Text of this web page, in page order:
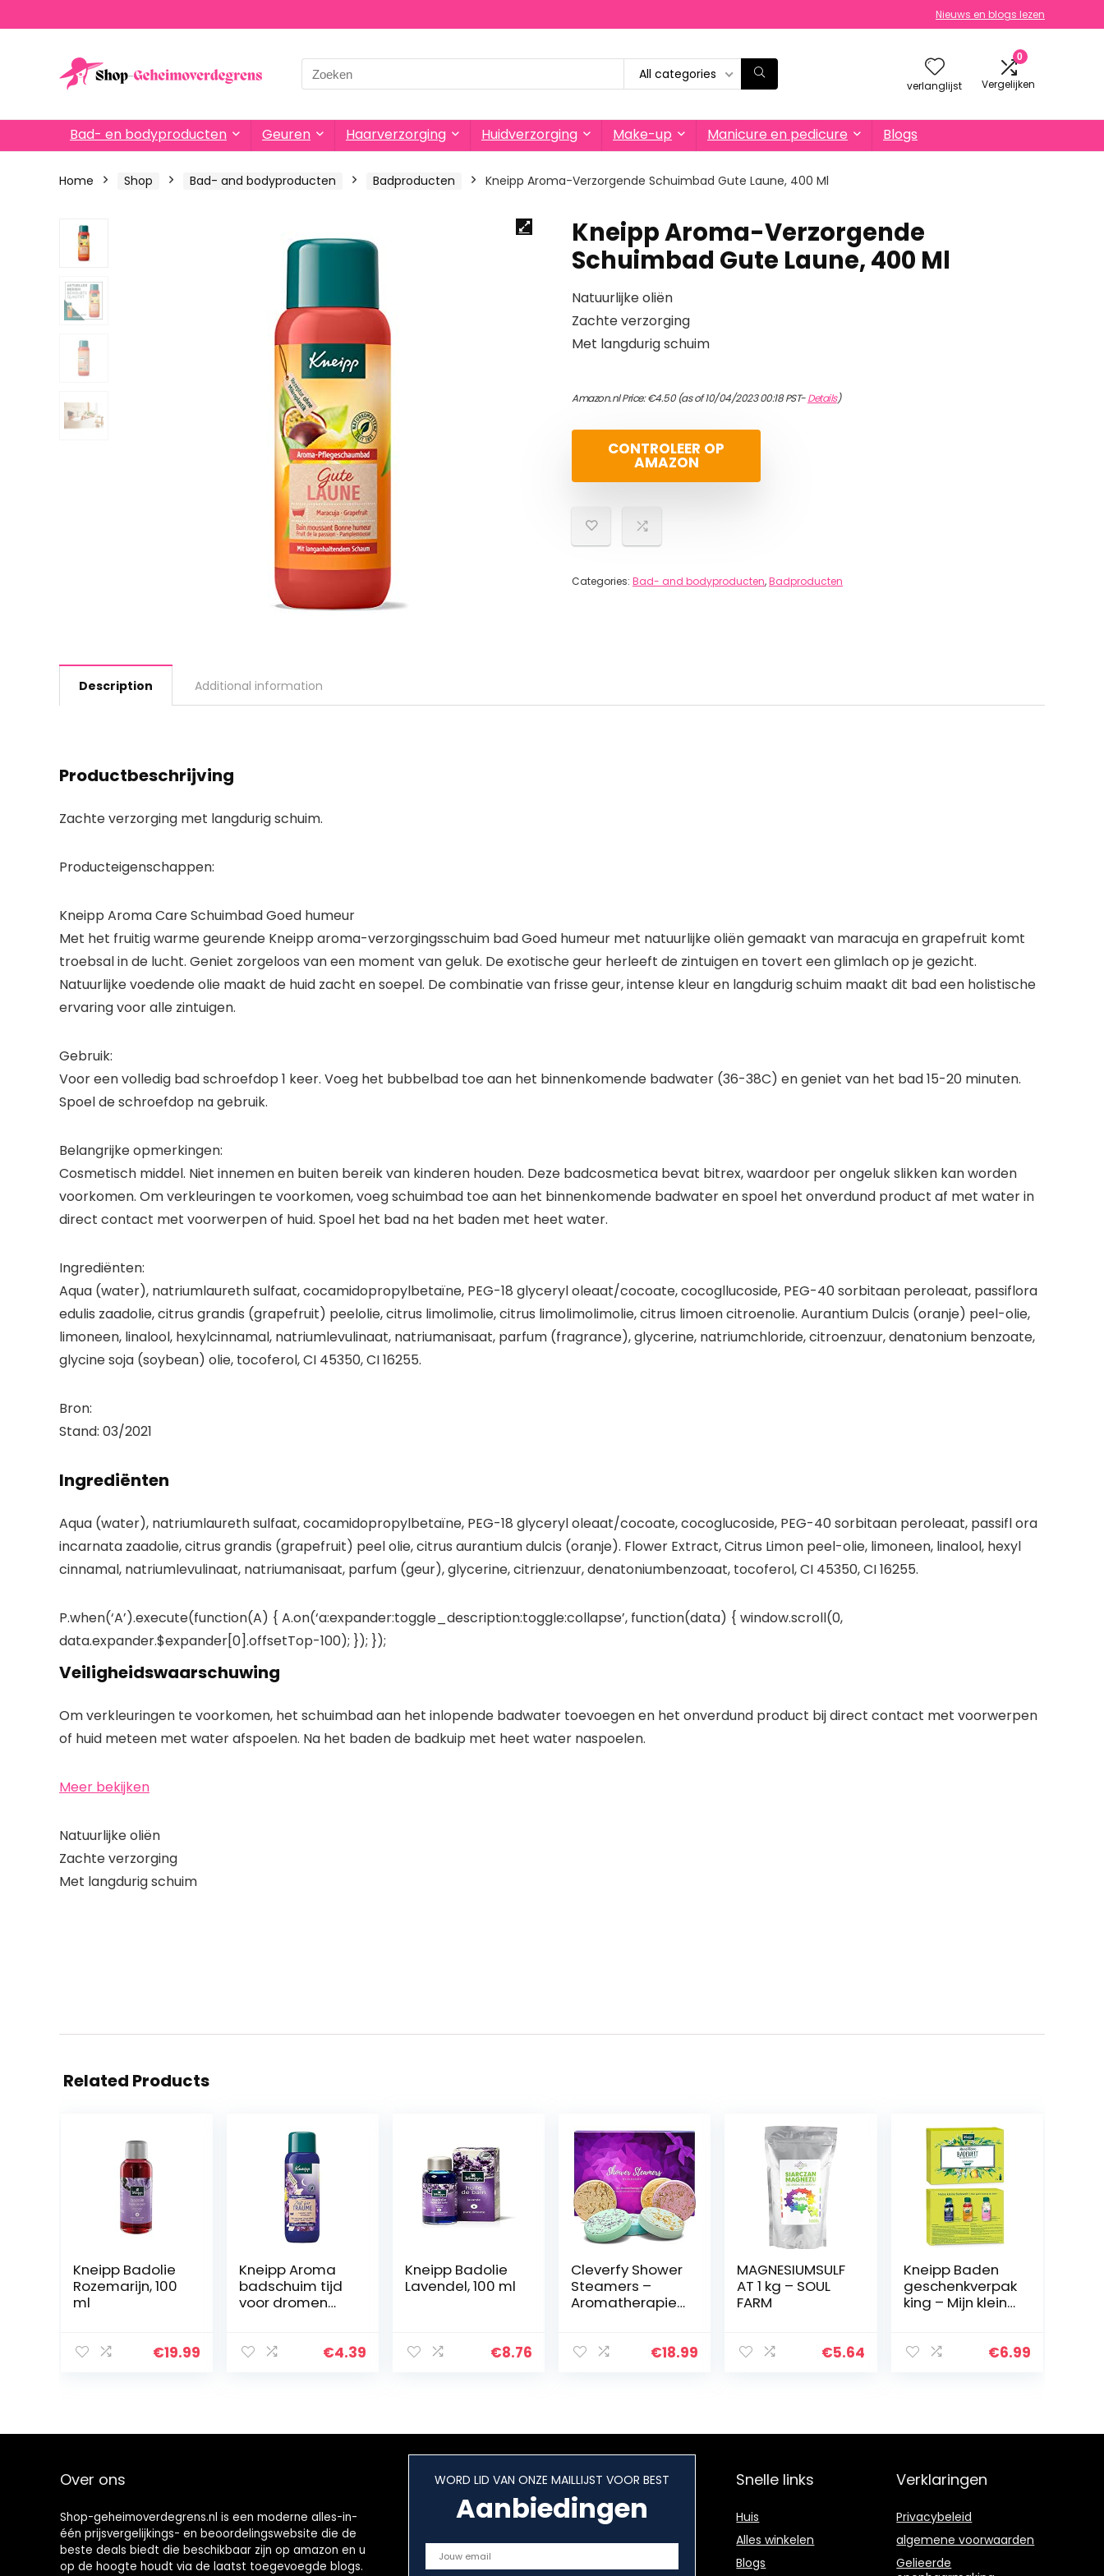
Nieuws en blogs lezen
Search
for:
All categories
verlanglijst
0
Vergelijken
Bad- en bodyproducten Geuren Haarverzorging Huidverzorging Make-up Manicure en pedicure Blogs
Home Shop Bad- and bodyproducten Badproducten Kneipp Aroma-Verzorgende Schuimbad Gute Laune, 400 Ml
Kneipp Aroma-Verzorgende
Schuimbad Gute Laune, 400 Ml
Natuurlijke oliën
Zachte verzorging
Met langdurig schuim
Amazon.nl Price:€4.50(as of 10/04/2023 00:18 PST-Details)
CONTROLEER OP
AMAZON
Categories: Bad- and bodyproducten,Badproducten
Description Additional information
Productbeschrijving
Zachte verzorging met langdurig schuim.
Producteigenschappen:
Kneipp Aroma Care Schuimbad Goed humeur
Met het fruitig warme geurende Kneipp aroma-verzorgingsschuim bad Goed humeur met natuurlijke oliën gemaakt van maracuja en grapefruit komt
troebsal in de lucht. Geniet zorgeloos van een moment van geluk. De exotische geur herleeft de zintuigen en tovert een glimlach op je gezicht.
Natuurlijke voedende olie maakt de huid zacht en soepel. De combinatie van frisse geur, intense kleur en langdurig schuim maakt dit bad een holistische
ervaring voor alle zintuigen.
Gebruik:
Voor een volledig bad schroefdop 1 keer. Voeg het bubbelbad toe aan het binnenkomende badwater (36-38C) en geniet van het bad 15-20 minuten.
Spoel de schroefdop na gebruik.
Belangrijke opmerkingen:
Cosmetisch middel. Niet innemen en buiten bereik van kinderen houden. Deze badcosmetica bevat bitrex, waardoor per ongeluk slikken kan worden
voorkomen. Om verkleuringen te voorkomen, voeg schuimbad toe aan het binnenkomende badwater en spoel het onverdund product af met water in
direct contact met voorwerpen of huid. Spoel het bad na het baden met heet water.
Ingrediënten:
Aqua (water), natriumlaureth sulfaat, cocamidopropylbetaïne, PEG-18 glyceryl oleaat/cocoate, cocogllucoside, PEG-40 sorbitaan peroleaat, passiflora
edulis zaadolie, citrus grandis (grapefruit) peelolie, citrus limolimolie, citrus limolimolimolie, citrus limoen citroenolie. Aurantium Dulcis (oranje) peel-olie,
limoneen, linalool, hexylcinnamal, natriumlevulinaat, natriumanisaat, parfum (fragrance), glycerine, natriumchloride, citroenzuur, denatonium benzoate,
glycine soja (soybean) olie, tocoferol, CI 45350, CI 16255.
Bron:
Stand: 03/2021
Ingrediënten
Aqua (water), natriumlaureth sulfaat, cocamidopropylbetaïne, PEG-18 glyceryl oleaat/cocoate, cocoglucoside, PEG-40 sorbitaan peroleaat, passifl ora
incarnata zaadolie, citrus grandis (grapefruit) peel olie, citrus aurantium dulcis (oranje). Flower Extract, Citrus Limon peel-olie, limoneen, linalool, hexyl
cinnamal, natriumlevulinaat, natriumanisaat, parfum (geur), glycerine, citrienzuur, denatoniumbenzoaat, tocoferol, CI 45350, CI 16255.
P.when(‘A’).execute(function(A) { A.on(‘a:expander:toggle_description:toggle:collapse’, function(data) { window.scroll(0,
data.expander.$expander[0].offsetTop-100); }); });
Veiligheidswaarschuwing
Om verkleuringen te voorkomen, het schuimbad aan het inlopende badwater toevoegen en het onverdund product bij direct contact met voorwerpen
of huid meteen met water afspoelen. Na het baden de badkuip met heet water naspoelen.
Meer bekijken
Natuurlijke oliën
Zachte verzorging
Met langdurig schuim
Related Products
Kneipp Badolie
Rozemarijn, 100
ml
€19.99
Kneipp Aroma
badschuim tijd
voor dromen
400 ml
€4.39
Kneipp Badolie
Lavendel, 100 ml
€8.76
Cleverfy Shower
Steamers –
Aromatherapie
Douchebomme
€18.99
MAGNESIUMSULF
AT 1 kg – SOUL
FARM
€5.64
Kneipp Baden
geschenkverpak
king – Mijn kleine
€6.99
Over ons
Shop-geheimoverdegrens.nl is een moderne alles-in-
één prijsvergelijkings- en beoordelingswebsite die de
beste deals biedt die beschikbaar zijn op amazon en u
op de hoogte houdt via de laatst toegevoegde blogs.
WORD LID VAN ONZE MAILLIJST VOOR BEST
Aanbiedingen
Snelle links
Huis
Alles winkelen
Blogs
Verklaringen
Privacybeleid
algemene voorwaarden
Gelieerde